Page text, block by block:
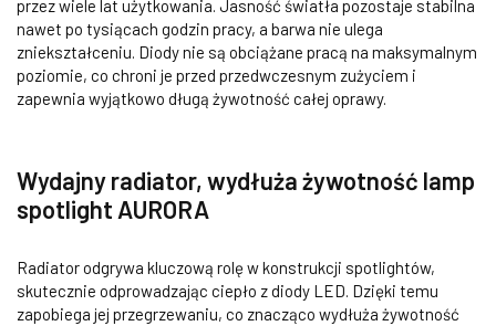
przez wiele lat użytkowania. Jasność światła pozostaje stabilna
nawet po tysiącach godzin pracy, a barwa nie ulega
zniekształceniu. Diody nie są obciążane pracą na maksymalnym
poziomie, co chroni je przed przedwczesnym zużyciem i
zapewnia wyjątkowo długą żywotność całej oprawy.
Wydajny radiator, wydłuża żywotność lamp
spotlight AURORA
Radiator odgrywa kluczową rolę w konstrukcji spotlightów,
skutecznie odprowadzając ciepło z diody LED. Dzięki temu
zapobiega jej przegrzewaniu, co znacząco wydłuża żywotność